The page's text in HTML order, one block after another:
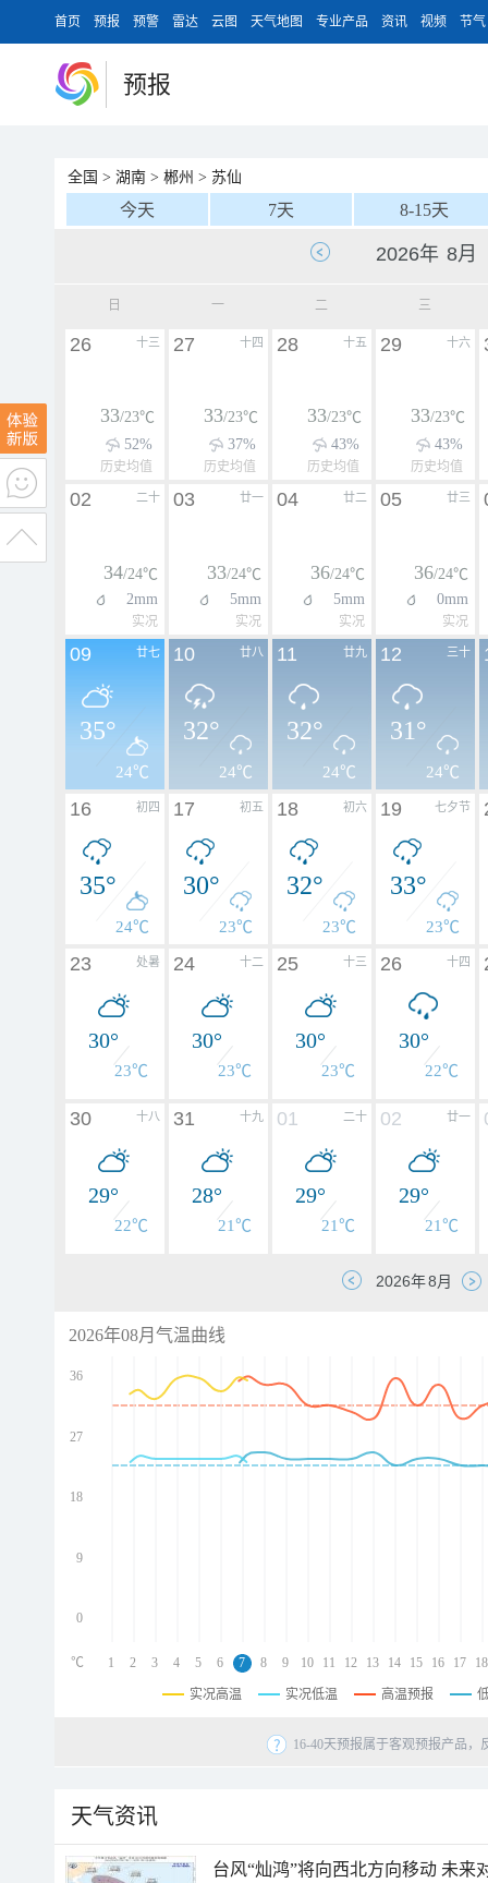
首页 预报 预警 雷达 云图 天气地图 专业产品 资讯 视频 节气
预报
全国 > 湖南 > 郴州 > 苏仙
今天 7天 8-15天
日 一 二 三
十三
26
33/23℃
52%
历史均值
十四
27
33/23℃
37%
历史均值
十五
28
33/23℃
43%
历史均值
十六
29
33/23℃
43%
历史均值
二十
02
34/24℃
2mm
实况
廿一
03
33/24℃
5mm
实况
廿二
04
36/24℃
5mm
实况
廿三
05
36/24℃
0mm
实况
廿七
09
35°
24℃
廿八
10
32°
24℃
廿九
11
32°
24℃
三十
12
31°
24℃
初四
16
35°
24℃
初五
17
30°
23℃
初六
18
32°
23℃
七夕节
19
33°
23℃
处暑
23
30°
23℃
十二
24
30°
23℃
十三
25
30°
23℃
十四
26
30°
22℃
十八
30
29°
22℃
十九
31
28°
21℃
二十
01
29°
21℃
廿一
02
29°
21℃
2026年08月气温曲线
36
27
18
9
0
1 2 3 4 5 6 7 8 9 10 11 12 13 14 15 16 17 18
℃
实况高温 实况低温 高温预报
16-40天预报属于客观预报产品
天气资讯
台风“灿鸿”将向西北方向移动 未来